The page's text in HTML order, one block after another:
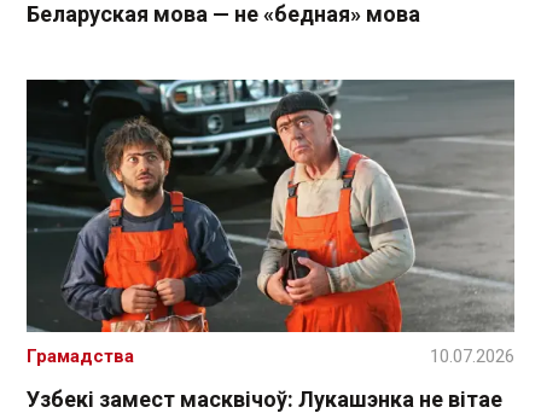
Беларуская мова — не «бедная» мова
Узбекі замест масквічоў: Лукашэнка не вітае
Грамадства 10.07.2026